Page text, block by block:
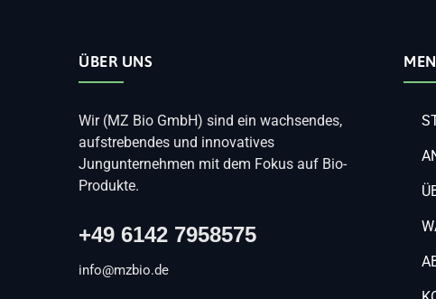
ÜBER UNS
Wir (MZ Bio GmbH) sind ein wachsendes,
aufstrebendes und innovatives
Jungunternehmen mit dem Fokus auf Bio-
Produkte.
+49 6142 7958575
info@mzbio.de